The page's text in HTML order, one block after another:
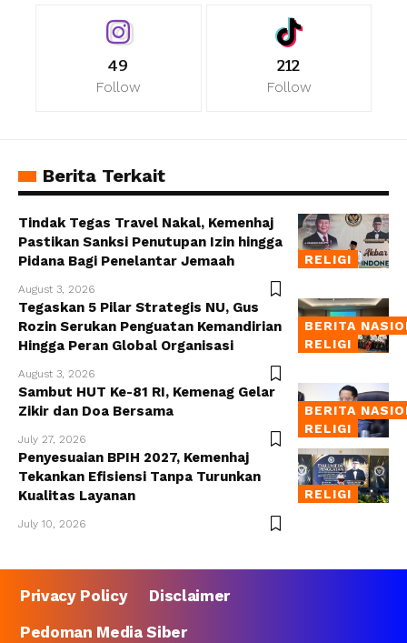
49
Follow
212
Follow
Berita Terkait
RELIGI
Tindak Tegas Travel Nakal, Kemenhaj
Pastikan Sanksi Penutupan Izin hingga
Pidana Bagi Penelantar Jemaah
August 3, 2026
BERITA
RELIGI
Tegaskan 5 Pilar Strategis NU, Gus
Rozin Serukan Penguatan Kemandirian
Hingga Peran Global Organisasi
August 3, 2026
BERITA
RELIGI
Sambut HUT Ke-81 RI, Kemenag Gelar
Zikir dan Doa Bersama
July 27, 2026
RELIGI
Penyesuaian BPIH 2027, Kemenhaj
Tekankan Efisiensi Tanpa Turunkan
Kualitas Layanan
July 10, 2026
Privacy Policy
Disclaimer
Pedoman Media Siber